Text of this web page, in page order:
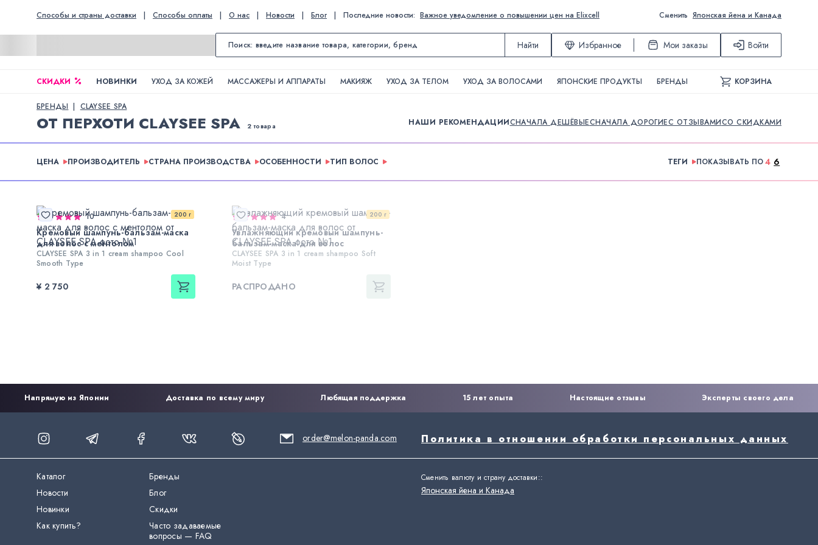
Способы и страны доставки | Способы оплаты | О нас | Новости | Блог | Последние новости: Важное уведомление о повышении цен на Elixcell Сменить Японская йена и Канада
Найти Избранное Мои заказы Войти
СКИДКИ НОВИНКИ УХОД ЗА КОЖЕЙ МАССАЖЕРЫ И АППАРАТЫ МАКИЯЖ УХОД ЗА ТЕЛОМ УХОД ЗА ВОЛОСАМИ ЯПОНСКИЕ ПРОДУКТЫ БРЕНДЫ КОРЗИНА
БРЕНДЫ CLAYSEE SPA
ОТ ПЕРХОТИ CLAYSEE SPA 2 товара НАШИ РЕКОМЕНДАЦИИСНАЧАЛА ДЕШЁВЫЕСНАЧАЛА ДОРОГИЕС ОТЗЫВАМИСО СКИДКАМИ
ЦЕНА ПРОИЗВОДИТЕЛЬ СТРАНА ПРОИЗВОДСТВА ОСОБЕННОСТИ ТИП ВОЛОС ТЕГИ ПОКАЗЫВАТЬ ПО4 6
200 г
10
Кремовый шампунь-бальзам-маска
для волос с ментолом
CLAYSEE SPA 3 in 1 cream shampoo Cool
Smooth Type
¥ 2 750
200 г
4
Увлажняющий кремовый шампунь-
бальзам-маска для волос
CLAYSEE SPA 3 in 1 cream shampoo Soft
Moist Type
РАСПРОДАНО
Напрямую из Японии Доставка по всему миру Любящая поддержка 15 лет опыта Настоящие отзывы Эксперты своего дела
order@melon-panda.com Политика в отношении обработки персональных данных
Каталог
Бренды
Новости
Блог
Новинки
Скидки
Как купить?
Часто задаваемые
вопросы — FAQ
Сменить валюту и страну доставки::
Японская йена и Канада